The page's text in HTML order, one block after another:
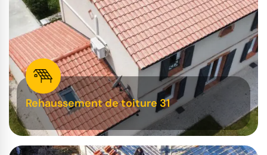
Rehaussement de toiture 31